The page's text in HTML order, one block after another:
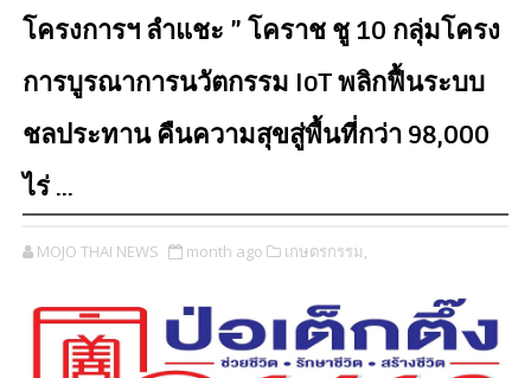
โครงการฯ ลำแชะ ” โคราช ชู 10 กลุ่มโครง
การบูรณาการนวัตกรรม IoT พลิกฟื้นระบบ
ชลประทาน คืนความสุขสู่พื้นที่กว่า 98,000
ไร่ ...
MOJO THAI NEWS month ago เกษตรกรรม,